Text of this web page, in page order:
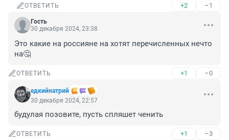
ОТВЕТИТЬ +2 –1
Гость
30 декабря 2024, 23:38
Это какие на россияне на хотят перечисленных нечто
на🤔
ОТВЕТИТЬ +1 –0
едкийнатрий
30 декабря 2024, 22:57
будулая позовите, пусть спляшет ченить
ОТВЕТИТЬ +1 –3